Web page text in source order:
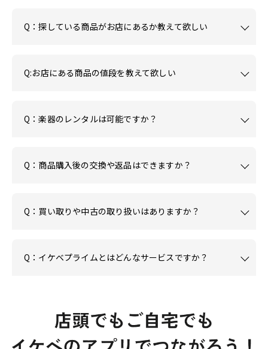
Q：探している商品がお店にあるか教えて欲しい
Q:お店にある商品の値段を教えて欲しい
Q：楽器のレンタルは可能ですか？
Q：商品購入後の交換や返品はできますか？
Q：買い取りや中古の取り扱いはありますか？
Q：イケベプライムとはどんなサービスですか？